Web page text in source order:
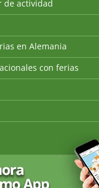
de actividad
en Alemania
con ferias